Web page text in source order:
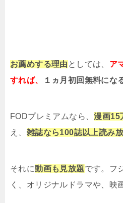
お薦めする理由 としては、 ア
すれば、
１ヵ月初回無料にな
FODプレミアムなら、漫画15
え、 雑誌なら100誌以上読み放
それに動画も見放題です。フ
く、オリジナルドラマや、映